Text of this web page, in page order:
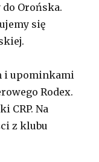
Orońska.
się
i upominkami
Rodex.
CRP. Na
z klubu